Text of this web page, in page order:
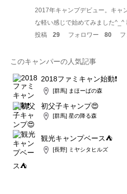
2017年キャンプデビュー。キャ
な軽い感じで始めてみました^_^
投稿
29 フォロワー 80
このキャンパーの人気記事
2018ファミキャン始動❗️
[群馬] まほーばの森
初父子キャンプ😍
[群馬] 星の降る森
観光キャンプベース⛺️
[長野] ミヤシタヒルズ